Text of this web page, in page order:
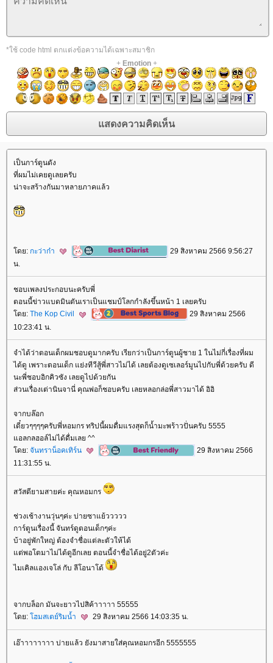
*ใช้ code html ตกแต่งข้อความได้เฉพาะสมาชิก
+ Emotion+
เป็นการ์ตูนดัง
ที่ผมไม่เคยดูเลยครับ
น่าจะสร้างกันมาหลายภาคแล้ว
ดย: กะว่าก๋า
29 สิงหาคม 2566 9:56:27
น.
ชอบเพลงประกอบนะครับพี่
ตอนนี้ข่าวแบดมินตันเราเป็นแชมป์โลกกำลังขึ้นหน้า 1 เลยครับ
ดย: The Kop Civil
29 สิงหาคม 2566
10:23:41 น.
จำได้ว่าตอนเด็กผมชอบดูมากครับ เรียกว่าเป็นการ์ตูนผู้ชาย 1 ในไม่กี่เรื่องที่ผม
ได้ดู เพราะตอนเด็ก แย่งทีวีสู้พี่สาวไม่ได้ เลยต้องดูเซเลอร์มูนไปกับพี่ด้วยครับ ดี
นะพี่ชอบอิกคิวซัง เลยดูไปด้วยกัน
ส่วนเรื่องเต่านินจานี่ คุณพ่อก็ชอบครับ เลยหลอกล่อพี่สาวมาได้ อิอิ
จากบล๊อก
เดี๋ยวๆๆๆๆครับพี่หอมกร ทริปนี้ผมดื่มแรงสุดก็น้ำมะพร้าวปั่นครับ 5555
อลกลฮอล์ไม่ได้ดื่มเลย ^^
ดย: จันทราน็อคเทิร์น
29 สิงหาคม 2566
11:31:55 น.
สวัสดียามสายค่ะ คุณหอมกร
ช่วงเช้างานวุ่นๆค่ะ บ่ายซาแย้ววววว
การ์ตูนเรื่องนี้ จันทร์ดูตอนเด็กๆค่ะ
บ้าอยู่พักใหญ่ ต้องจำชื่อแต่ละตัวให้ได้
ต่พอโตมาไม่ได้ดูอีกเลย ตอนนี้จำชื่อได้อยู่2ตัวค่ะ
ไมเคิลแองเจโล่ กับ ลีโอนาโด้
จากบล็อก มันจะยาวไปสิค้าาาาา 55555
ดย: ฮมสเตย์ริมน้ำ 29 สิงหาคม 2566 14:03:35 น.
เอ๊าาาาาาาา บ่ายแล้ว ยังมาสายใส่คุณหอมกรอีก 5555555